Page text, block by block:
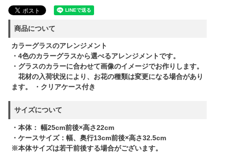
商品について
カラーグラスのアレンジメント
・4色のカラーグラスから選べるアレンジメントです。
・グラスのカラーに合わせて画像のイメージでお作りします。
花材の入荷状況により、お花の種類は変更になる場合があり
ます。 ・クリアケース付き
サイズについて
・本体： 幅25cm前後×高さ22cm
・ケースサイズ：幅、奥行13cm前後×高さ32.5cm
※本体サイズは若干前後する場合がございます。